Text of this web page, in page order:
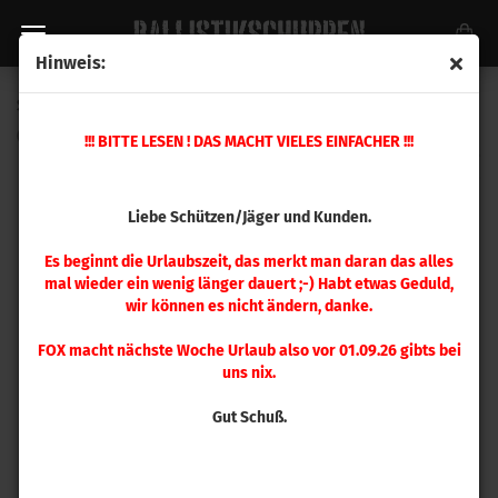
Hinweis:
!!! BITTE LESEN ! DAS MACHT VIELES EINFACHER !!!
Liebe Schützen/Jäger und Kunden.
Es beginnt die Urlaubszeit, das merkt man daran das alles
mal wieder ein wenig länger dauert ;-) Habt etwas Geduld,
wir können es nicht ändern, danke.
FOX macht nächste Woche Urlaub also vor 01.09.26 gibts bei
uns nix.
Gut Schuß.
Sierra .243 MatchKing 107gr 250 Stück
1570MP)